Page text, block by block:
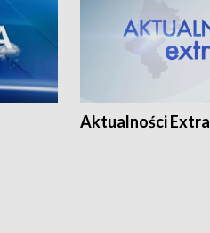
Aktualności Extra